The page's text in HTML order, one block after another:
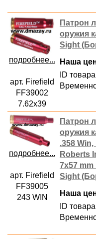
подробнее...
арт. Firefield
FF39002
7.62х39
Патрон
оружия
Sight
Наша
ID
подробнее...
арт. Firefield
FF39005
243 WIN
Патрон
оружия
.358 Win,
Roberts
7х57 mm
Sight
Наша
ID